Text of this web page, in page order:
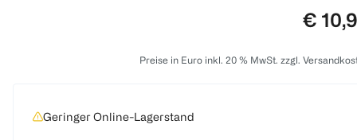
Preis:
€
Preise in Euro inkl. 20 % MwSt. zzgl.
Geringer Online-Lagerstand